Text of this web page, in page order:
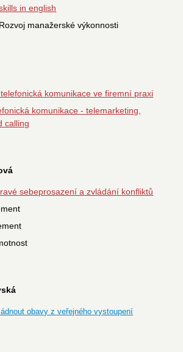
in english
manažerské výkonnosti
komunikace ve firemní praxi
komunikace - telemarketing,
calling
sebeprosazení a zvládání konfliktů
obavy z veřejného vystoupení